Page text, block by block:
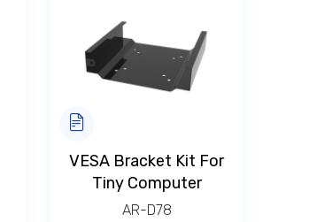
VESA Bracket Kit For
Tiny Computer
AR-D78